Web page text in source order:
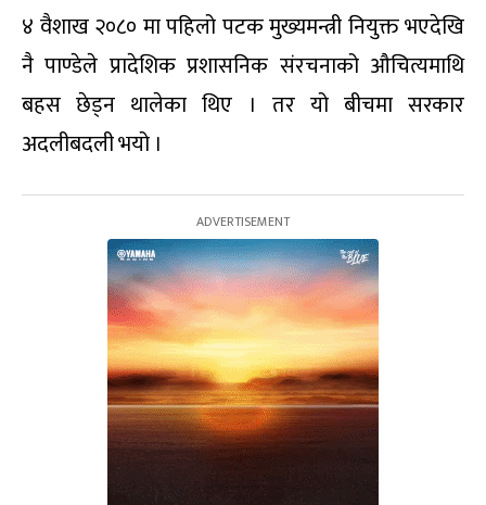
४ वैशाख २०८० मा पहिलो पटक मुख्यमन्त्री नियुक्त भएदेखि
नै पाण्डेले प्रादेशिक प्रशासनिक संरचनाको औचित्यमाथि
बहस छेड्न थालेका थिए । तर यो बीचमा सरकार
अदलीबदली भयो ।